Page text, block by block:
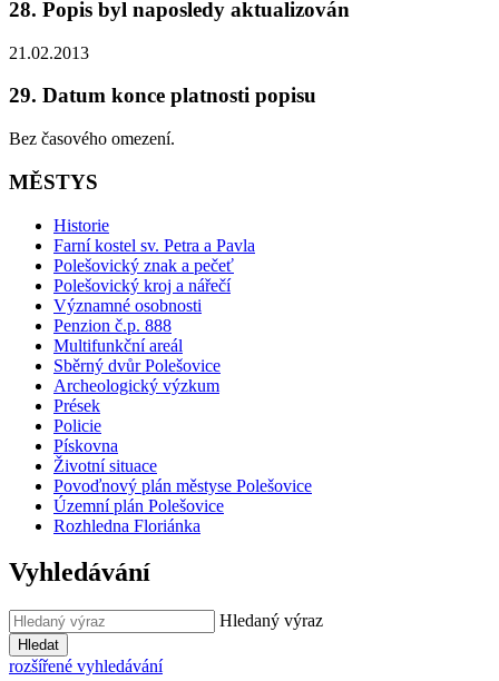
28. Popis byl naposledy aktualizován
21.02.2013
29. Datum konce platnosti popisu
Bez časového omezení.
MĚSTYS
Historie
Farní kostel sv. Petra a Pavla
Polešovický znak a pečeť
Polešovický kroj a nářečí
Významné osobnosti
Penzion č.p. 888
Multifunkční areál
Sběrný dvůr Polešovice
Archeologický výzkum
Prések
Policie
Pískovna
Životní situace
Povoďnový plán městyse Polešovice
Územní plán Polešovice
Rozhledna Floriánka
Vyhledávání
Hledaný výraz
Hledat
rozšířené vyhledávání